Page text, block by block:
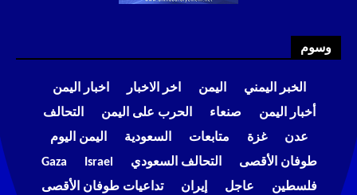
وسوم
الخبر اليمني اليمن اخر الاخبار
اخبار اليمن
أخبار اليمن
صنعاء الحرب على اليمن
التحالف
عدن
غزة متابعات السعودية
اليمن اليوم
طوفان الأقصى
التحالف السعودي Israel
Gaza
فلسطين
عاجل إيران
تداعيات طوفان الأقصى